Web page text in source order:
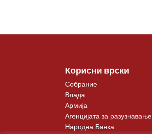
Корисни врски
Собрание
Влада
Армија
Агенцијата за разузнавање
Народна Банка